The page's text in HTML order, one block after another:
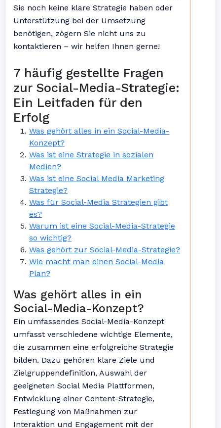
Sie noch keine klare Strategie haben oder
Unterstützung bei der Umsetzung
benötigen, zögern Sie nicht uns zu
kontaktieren – wir helfen Ihnen gerne!
7 häufig gestellte Fragen
zur Social-Media-Strategie:
Ein Leitfaden für den
Erfolg
Was gehört alles in ein Social-Media-
Konzept?
Was ist eine Strategie in sozialen
Medien?
Was ist eine Social Media Marketing
Strategie?
Was für Social-Media Strategien gibt
es?
Warum ist eine Social-Media-Strategie
so wichtig?
Was gehört zur Social-Media-Strategie?
Wie macht man einen Social-Media
Plan?
Was gehört alles in ein
Social-Media-Konzept?
Ein umfassendes Social-Media-Konzept
umfasst verschiedene wichtige Elemente,
die zusammen eine erfolgreiche Strategie
bilden. Dazu gehören klare Ziele und
Zielgruppendefinition, Auswahl der
geeigneten Social Media Plattformen,
Entwicklung einer Content-Strategie,
Festlegung von Maßnahmen zur
Interaktion und Engagement mit der